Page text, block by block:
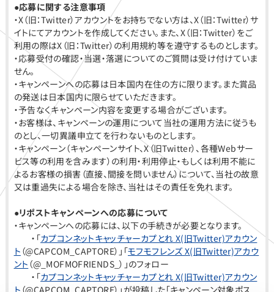
●応募に関する注意事項
・X（旧：Twitter）アカウントをお持ちでない方は、X（旧：Twitter）サ
イトにてアカウントを作成してください。また、X（旧：Twitter）をご
利用の際はX（旧：Twitter）の利用規約等を遵守するものとします。
・応募受付の確認・当選・落選についてのご質問は受け付けていま
せん。
・キャンペーンへの応募は日本国内在住の方に限ります。また賞品
の発送は日本国内に限らせていただきます。
・予告なくキャンペーン内容を変更する場合がございます。
・お客様は、キャンペーンの運用について当社の運用方法に従うも
のとし、一切異議申立てを行わないものとします。
・キャンペーン（キャンペーンサイト、X（旧Twitter）、各種Webサー
ビス等の利用を含みます）の利用・利用停止・もしくは利用不能に
よるお客様の損害（直接、間接を問いません）について、当社の故意
又は重過失による場合を除き、当社はその責任を免れます。
●リポストキャンペーンへの応募について
・キャンペーンへの応募には、以下の手続きが必要となります。
・「カプコンネットキャッチャーカプとれ X(旧Twitter)アカウン
ト （@CAPCOM_CAPTORE）」「モフモフレンズ X(旧Twitter)アカウ
ント （@_MOFMOFRIENDS_）」のフォロー
・「カプコンネットキャッチャーカプとれ X(旧Twitter)アカウン